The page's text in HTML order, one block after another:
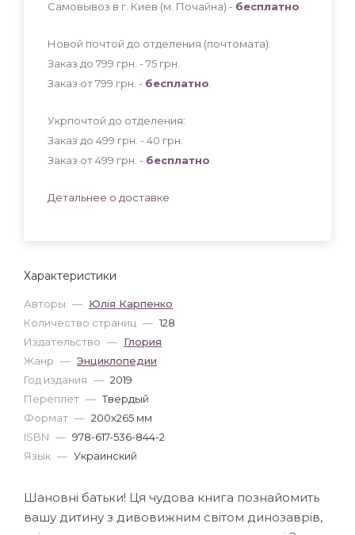
Характеристики
Авторы — Юлія Карпенко
Количество страниц — 128
Издательство — Глория
Жанр — Энциклопедии
Год издания — 2019
Переплет — Твердый
Формат — 200x265 мм
ISBN — 978-617-536-844-2
Язык — Украинский
Самовывоз в г. Киев (м. Почайна) - бесплатно
Новой почтой до отделения (почтомата):
Заказ до 799 грн. - 75 грн
Заказ от 799 грн. - бесплатно
Укрпочтой до отделения:
Заказ до 499 грн. - 40 грн
Заказ от 499 грн. - бесплатно
Детальнее о доставке
Шановні батьки! Ця чудова книга познайомить
вашу дитину з дивовижним світом динозаврів,